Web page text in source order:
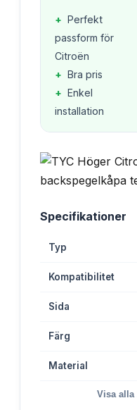
+ Perfekt
passform för
Citroën
+ Bra pris
+ Enkel
installation
Specifikationer
Typ
Kompatibilitet
Sida
Färg
Material
Visa alla